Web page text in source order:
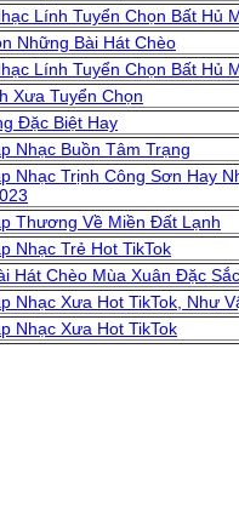
Lính Tuyển Chọn Bất Hủ
Những Bài Hát Chèo
Lính Tuyển Chọn Bất Hủ
Xưa Tuyển Chọn
Đặc Biệt Hay
Nhạc Buồn Tâm Trạng
Nhạc Trịnh Công Sơn Hay
Thương Về Miền Đất Lạnh
Nhạc Trẻ Hot TikTok
Hát Chèo Mùa Xuân Đặc
Nhạc Xưa Hot TikTok, Như
Nhạc Xưa Hot TikTok